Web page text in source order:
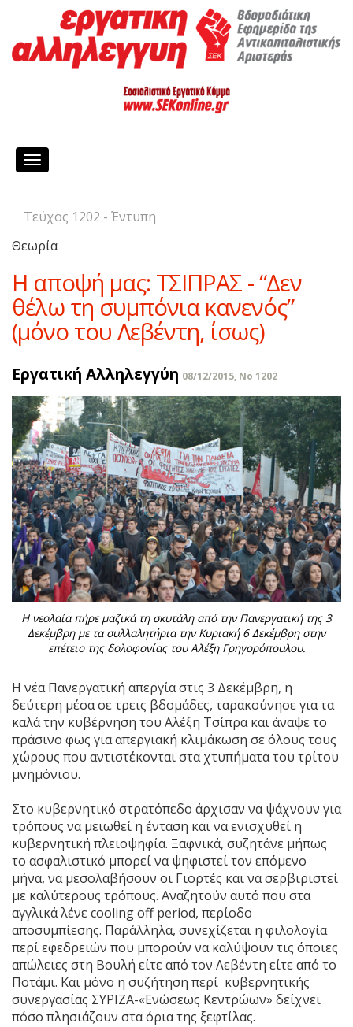
Toggle
Τεύχος 1202 - Έντυπη
Θεωρία
Η αποψή μας: ΤΣΙΠΡΑΣ - “Δεν
θέλω τη συμπόνια κανενός”
(μόνο του Λεβέντη, ίσως)
Εργατική Αλληλεγγύη 08/12/2015, No 1202
Η νεολαία πήρε μαζικά τη σκυτάλη από την Πανεργατική της 3
Δεκέμβρη με τα συλλαλητήρια την Κυριακή 6 Δεκέμβρη στην
επέτειο της δολοφονίας του Αλέξη Γρηγορόπουλου.
Η νέα Πανεργατική απεργία στις 3 Δεκέμβρη, η
δεύτερη μέσα σε τρεις βδομάδες, ταρακούνησε για τα
καλά την κυβέρνηση του Αλέξη Τσίπρα και άναψε το
πράσινο φως για απεργιακή κλιμάκωση σε όλους τους
χώρους που αντιστέκονται στα χτυπήματα του τρίτου
μνημόνιου.
Στο κυβερνητικό στρατόπεδο άρχισαν να ψάχνουν για
τρόπους να μειωθεί η ένταση και να ενισχυθεί η
κυβερνητική πλειοψηφία. Ξαφνικά, συζητάνε μήπως
το ασφαλιστικό μπορεί να ψηφιστεί τον επόμενο
μήνα, να μεσολαβήσουν οι Γιορτές και να σερβιριστεί
με καλύτερους τρόπους. Αναζητούν αυτό που στα
αγγλικά λένε cooling off period, περίοδο
αποσυμπίεσης. Παράλληλα, συνεχίζεται η φιλολογία
περί εφεδρειών που μπορούν να καλύψουν τις όποιες
απώλειες στη Βουλή είτε από τον Λεβέντη είτε από το
Ποτάμι. Και μόνο η συζήτηση περί κυβερνητικής
συνεργασίας ΣΥΡΙΖΑ-«Ενώσεως Κεντρώων» δείχνει
πόσο πλησιάζουν στα όρια της ξεφτίλας.